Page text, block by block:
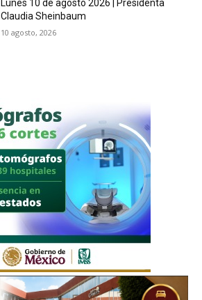
Lunes 10 de agosto 2026 | Presidenta
Claudia Sheinbaum
10 agosto, 2026